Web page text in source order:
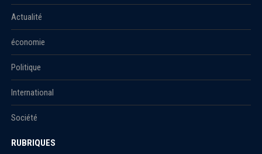
Actualité
économie
Politique
International
Société
RUBRIQUES